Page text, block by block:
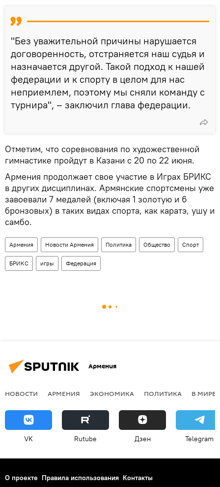
"Без уважительной причины нарушается
договоренность, отстраняется наш судья и
назначается другой. Такой подход к нашей
федерации и к спорту в целом для нас
неприемлем, поэтому мы сняли команду с
турнира", – заключил глава федерации.
Отметим, что соревнования по художественной
гимнастике пройдут в Казани с 20 по 22 июня.
Армения продолжает свое участие в Играх БРИКС
в других дисциплинах. Армянские спортсмены уже
завоевали 7 медалей (включая 1 золотую и 6
бронзовых) в таких видах спорта, как каратэ, ушу и
самбо.
Армения Новости Армения Политика Общество Спорт
БРИКС игры Федерация
Армения
НОВОСТИ АРМЕНИЯ ЭКОНОМИКА ПОЛИТИКА В МИРЕ
VK Rutube Дзен Telegram
О проекте Правила использования Контакты